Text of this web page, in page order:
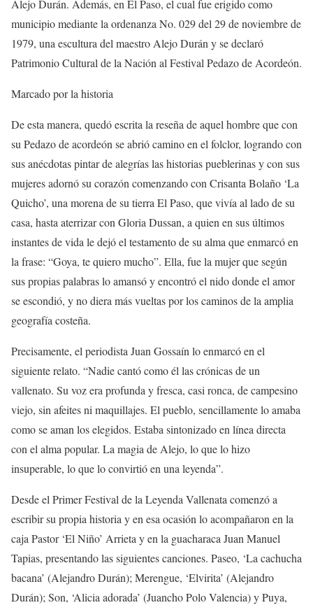
Alejo Durán. Además, en El Paso, el cual fue erigido como
municipio mediante la ordenanza No. 029 del 29 de noviembre de
1979, una escultura del maestro Alejo Durán y se declaró
Patrimonio Cultural de la Nación al Festival Pedazo de Acordeón.
Marcado por la historia
De esta manera, quedó escrita la reseña de aquel hombre que con
su Pedazo de acordeón se abrió camino en el folclor, logrando con
sus anécdotas pintar de alegrías las historias pueblerinas y con sus
mujeres adornó su corazón comenzando con Crisanta Bolaño ‘La
Quicho’, una morena de su tierra El Paso, que vivía al lado de su
casa, hasta aterrizar con Gloria Dussan, a quien en sus últimos
instantes de vida le dejó el testamento de su alma que enmarcó en
la frase: “Goya, te quiero mucho”. Ella, fue la mujer que según
sus propias palabras lo amansó y encontró el nido donde el amor
se escondió, y no diera más vueltas por los caminos de la amplia
geografía costeña.
Precisamente, el periodista Juan Gossaín lo enmarcó en el
siguiente relato. “Nadie cantó como él las crónicas de un
vallenato. Su voz era profunda y fresca, casi ronca, de campesino
viejo, sin afeites ni maquillajes. El pueblo, sencillamente lo amaba
como se aman los elegidos. Estaba sintonizado en línea directa
con el alma popular. La magia de Alejo, lo que lo hizo
insuperable, lo que lo convirtió en una leyenda”.
Desde el Primer Festival de la Leyenda Vallenata comenzó a
escribir su propia historia y en esa ocasión lo acompañaron en la
caja Pastor ‘El Niño’ Arrieta y en la guacharaca Juan Manuel
Tapias, presentando las siguientes canciones. Paseo, ‘La cachucha
bacana’ (Alejandro Durán); Merengue, ‘Elvirita’ (Alejandro
Durán); Son, ‘Alicia adorada’ (Juancho Polo Valencia) y Puya,